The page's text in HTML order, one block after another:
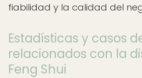
fiabilidad y la calidad del
Estadísticas y casos
relacionados con la
Feng Shui